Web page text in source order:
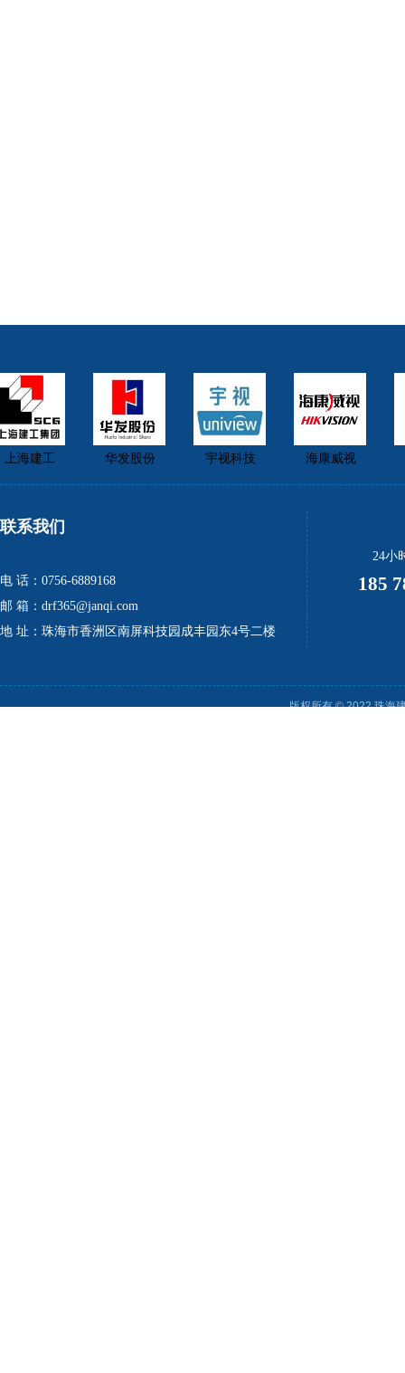
24小
185
版权所有 © 2022 珠海
联系我们
电 话：0756-6889168
邮 箱：drf365@janqi.com
地 址：珠海市香洲区南屏科技园成丰园东4号二楼
海建工 华发股份 宇视科技 海康威视